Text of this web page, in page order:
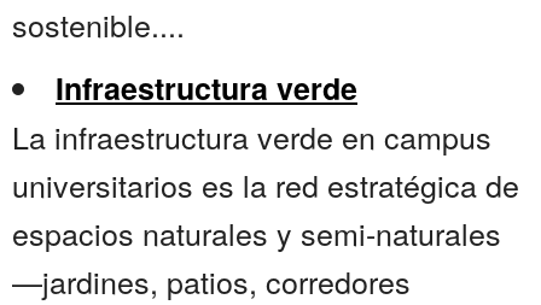
sostenible....
Infraestructura verde
La infraestructura verde en campus
universitarios es la red estratégica de
espacios naturales y semi-naturales
—jardines, patios, corredores